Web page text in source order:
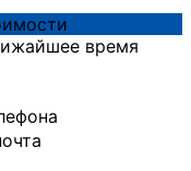
время